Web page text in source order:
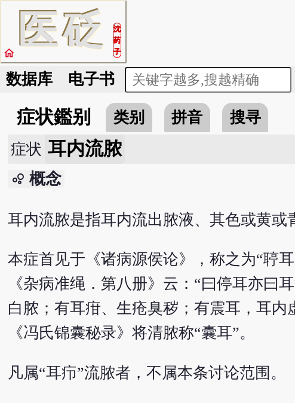
医砭
沈
药
子
home
数据库 电子书
症状鑑别 类别 拼音 搜寻
症状 耳内流脓
bubble_chart 概念
耳内流脓是指耳内流出脓液、其色或黄或
本症首见于《诸病源侯论》，称之为“聤
《杂病准绳．第八册》云：“曰停耳亦曰
白脓；有耳疳、生疮臭秽；有震耳，耳内
《冯氏锦囊秘录》将清脓称“囊耳”。
凡属“耳疖”流脓者，不属本条讨论范围。